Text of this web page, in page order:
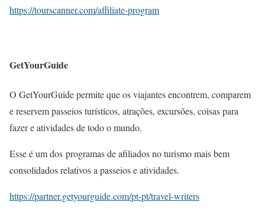
https://tourscanner.com/affiliate-program
GetYourGuide
O GetYourGuide permite que os viajantes encontrem, comparem
e reservem passeios turísticos, atrações, excursões, coisas para
fazer e atividades de todo o mundo.
Esse é um dos programas de afiliados no turismo mais bem
consolidados relativos a passeios e atividades.
https://partner.getyourguide.com/pt-pt/travel-writers